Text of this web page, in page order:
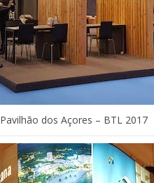
Pavilhão dos Açores – BTL 2017